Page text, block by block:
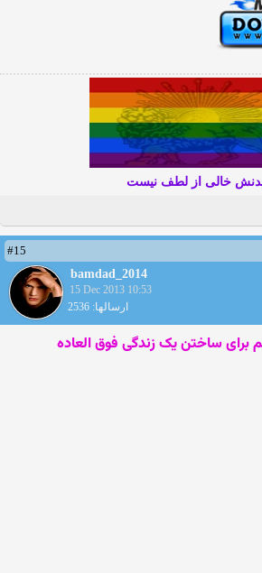
خالی از لطف نیست
#15
bamdad_2014
15 Dec 2013 10:53
ارسالها: 2536
برای ساختن یک زندگی فوق العاده